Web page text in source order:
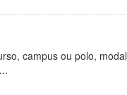
campus ou polo,